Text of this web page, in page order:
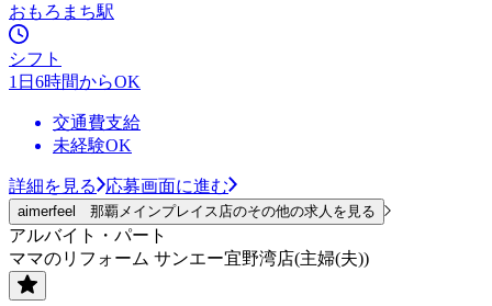
おもろまち駅
シフト
1日6時間からOK
交通費支給
未経験OK
詳細を見る 応募画面に進む
aimerfeel 那覇メインプレイス店のその他の求人を見る
アルバイト・パート
ママのリフォーム サンエー宜野湾店(主婦(夫))